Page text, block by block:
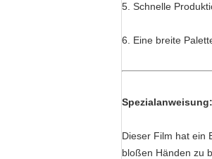
5. Schnelle
6. Eine breite
Spezialanweisung:
Dieser Film hat ein
bloßen Händen zu